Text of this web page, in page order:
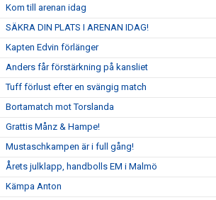
Kom till arenan idag
SÄKRA DIN PLATS I ARENAN IDAG!
Kapten Edvin förlänger
Anders får förstärkning på kansliet
Tuff förlust efter en svängig match
Bortamatch mot Torslanda
Grattis Månz & Hampe!
Mustaschkampen är i full gång!
Årets julklapp, handbolls EM i Malmö
Kämpa Anton